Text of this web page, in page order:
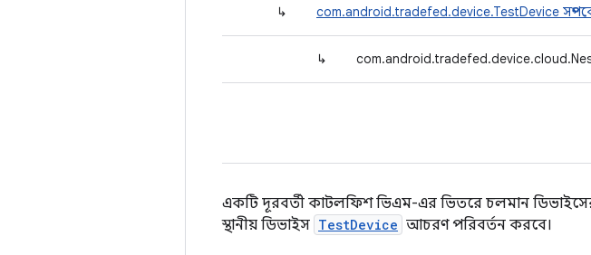
↳ com.android.tradefed.device.TestDevice
↳
একটি দূরবর্তী কাটলফিশ ভিএম-এর ভিতরে চলমান ডিভাইসের
স্থানীয় ডিভাইস TestDevice আচরণ পরিবর্তন করবে।